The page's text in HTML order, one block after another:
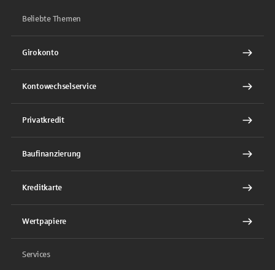
Beliebte Themen
Girokonto
Kontowechselservice
Privatkredit
Baufinanzierung
Kreditkarte
Wertpapiere
Services